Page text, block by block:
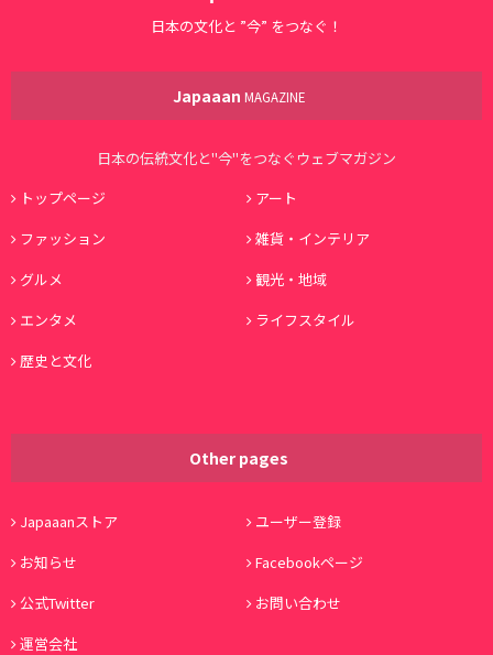
日本の文化と ”今” をつなぐ！
Japaaan MAGAZINE
日本の伝統文化と"今"をつなぐウェブマガジン
トップページ
アート
ファッション
雑貨・インテリア
グルメ
観光・地域
エンタメ
ライフスタイル
歴史と文化
Other pages
Japaaanストア
ユーザー登録
お知らせ
Facebookページ
公式Twitter
お問い合わせ
運営会社